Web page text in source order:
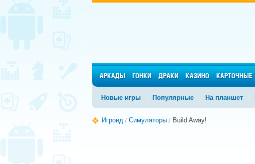
АРКАДЫ ГОНКИ ДРАКИ КАЗИНО КАРТОЧНЫЕ
Новые игры Популярные На планшет
Игроид Симуляторы Build Away!